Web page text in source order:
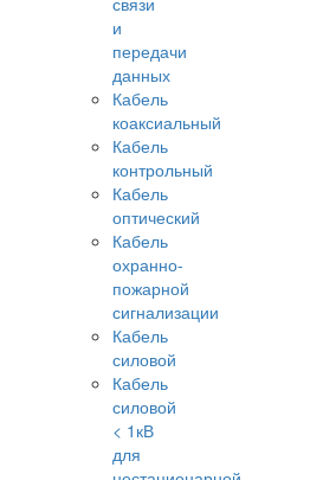
и
передачи
данных
Кабель
коаксиальный
Кабель
контрольный
Кабель
оптический
Кабель
охранно-
пожарной
сигнализации
Кабель
силовой
Кабель
силовой
< 1кВ
для